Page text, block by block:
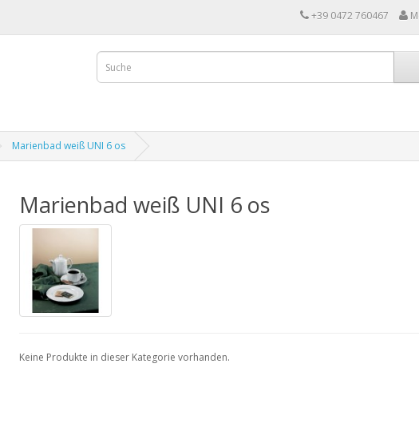
+39 0472 760467
Marienbad weiß UNI 6 os
Marienbad weiß UNI 6 os
Keine Produkte in dieser Kategorie vorhanden.